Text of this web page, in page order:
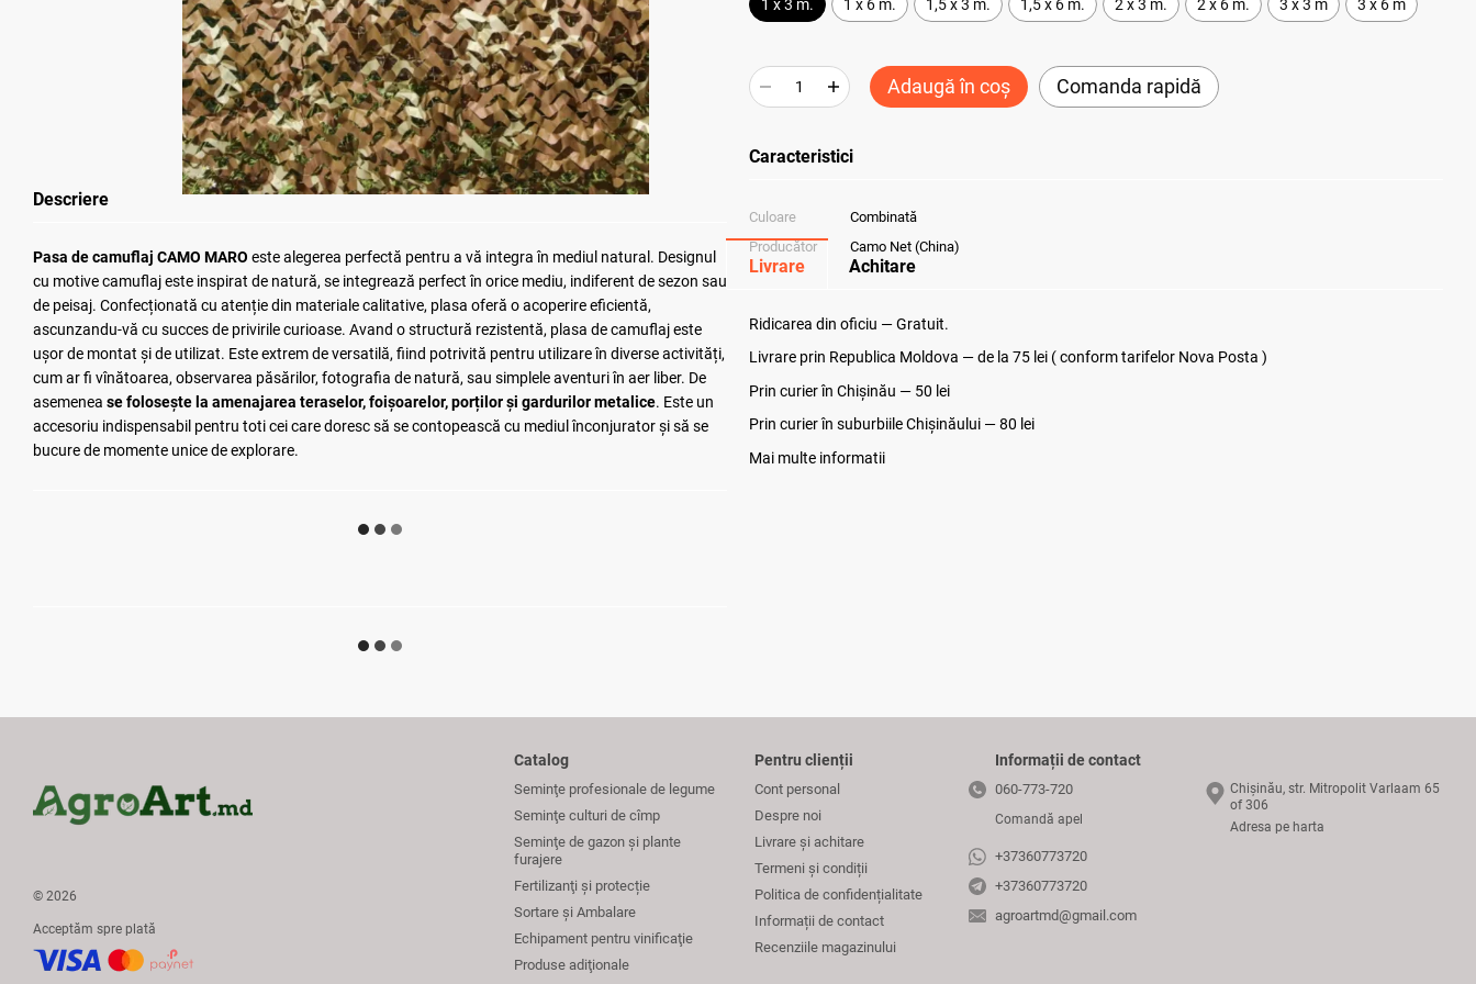
Descriere
Pasa de camuflaj CAMO MARO este alegerea perfectă pentru a vă integra în mediul natural. Designul
cu motive camuflaj este inspirat de natură, se integrează perfect în orice mediu, indiferent de sezon sau
de peisaj. Confecționată cu atenție din materiale calitative, plasa oferă o acoperire eficientă,
ascunzandu-vă cu succes de privirile curioase. Avand o structură rezistentă, plasa de camuflaj este
ușor de montat și de utilizat. Este extrem de versatilă, fiind potrivită pentru utilizare în diverse activități,
cum ar fi vînătoarea, observarea păsărilor, fotografia de natură, sau simplele aventuri în aer liber. De
asemenea se folosește la amenajarea teraselor, foișoarelor, porților și gardurilor metalice. Este un
accesoriu indispensabil pentru toti cei care doresc să se contopească cu mediul înconjurator și să se
bucure de momente unice de explorare.
1 x 3 m. 1 x 6 m. 1,5 x 3 m. 1,5 x 6 m. 2 х 3 m. 2 x 6 m. 3 x 3 m 3 x 6 m
Adaugă în coș Comanda rapidă
Caracteristici
Culoare
Combinată
Producător
Camo Net (China)
Livrare Achitare
Ridicarea din oficiu — Gratuit.
Livrare prin Republica Moldova — de la 75 lei ( conform tarifelor Nova Posta )
Prin curier în Chișinău — 50 lei
Prin curier în suburbiile Chişinăului — 80 lei
Mai multe informatii
© 2026
Acceptăm spre plată
Catalog
Seminţe profesionale de legume
Seminţe culturi de cîmp
Seminţe de gazon şi plante
furajere
Fertilizanţi și protecție
Sortare și Ambalare
Echipament pentru vinificaţie
Produse adiţionale
Pentru clienții
Cont personal
Despre noi
Livrare și achitare
Termeni și condiții
Politica de confidențialitate
Informații de contact
Recenziile magazinului
Informații de contact
060-773-720
Comandă apel
+37360773720
+37360773720
agroartmd@gmail.com
Chișinău, str. Mitropolit Varlaam 65
of 306
Adresa pe harta